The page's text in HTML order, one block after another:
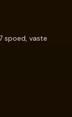
spoed, vaste